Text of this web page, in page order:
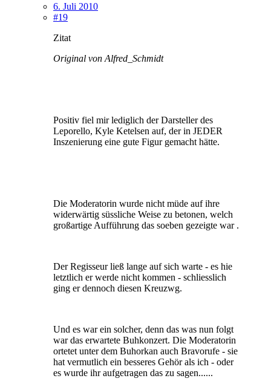
6. Juli 2010
#19
Zitat
Original von Alfred_Schmidt
Positiv fiel mir lediglich der Darsteller des
Leporello, Kyle Ketelsen auf, der in JEDER
Inszenierung eine gute Figur gemacht hätte.
Die Moderatorin wurde nicht müde auf ihre
widerwärtig süssliche Weise zu betonen, welch
großartige Aufführung das soeben gezeigte war .
Der Regisseur ließ lange auf sich warte - es hie
letztlich er werde nicht kommen - schliesslich
ging er dennoch diesen Kreuzwg.
Und es war ein solcher, denn das was nun folgt
war das erwartete Buhkonzert. Die Moderatorin
ortetet unter dem Buhorkan auch Bravorufe - sie
hat vermutlich ein besseres Gehör als ich - oder
es wurde ihr aufgetragen das zu sagen......